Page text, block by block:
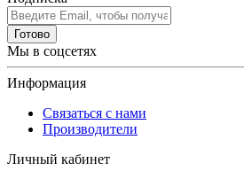
Готово
Мы в соцсетях
Информация
Связаться с нами
Производители
Личный кабинет